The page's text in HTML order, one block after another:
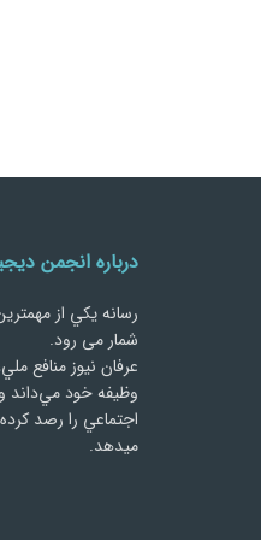
درباره انجمن
رسانه يكي از
شمار می رود.
عرفان نیوز منافع
وظيفه خود مي‌داند
اجتماعي را رصد
میدهد.